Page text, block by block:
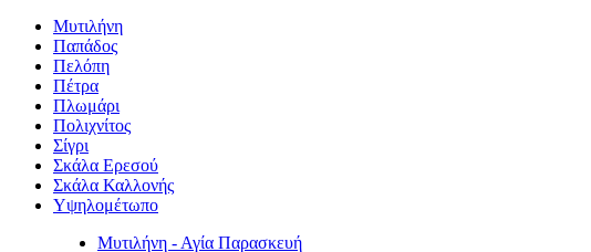
Μυτιλήνη
Παπάδος
Πελόπη
Πέτρα
Πλωμάρι
Πολιχνίτος
Σίγρι
Σκάλα Ερεσού
Σκάλα Καλλονής
Υψηλομέτωπο
Μυτιλήνη - Αγία Παρασκευή